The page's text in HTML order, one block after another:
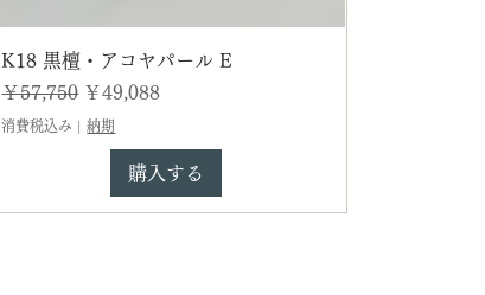
K18 黒檀・アコヤパール E
通常価格
￥57,750 セール価格
￥49,088
消費税込み |納期
購入する